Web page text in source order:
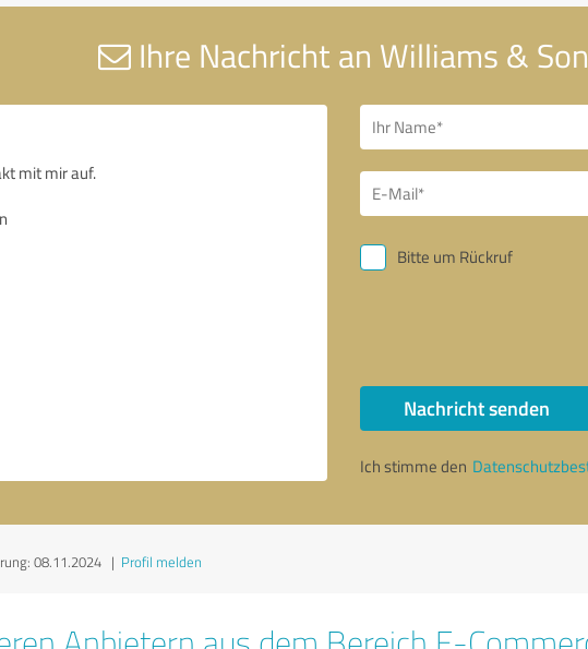
Ihre Nachricht an Williams & Son
Bitte um Rückruf
Nachricht senden
Ich stimme den
08.11.2024 | Profil melden